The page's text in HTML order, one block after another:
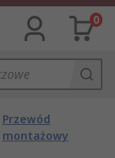
0
Przewód
montażowy